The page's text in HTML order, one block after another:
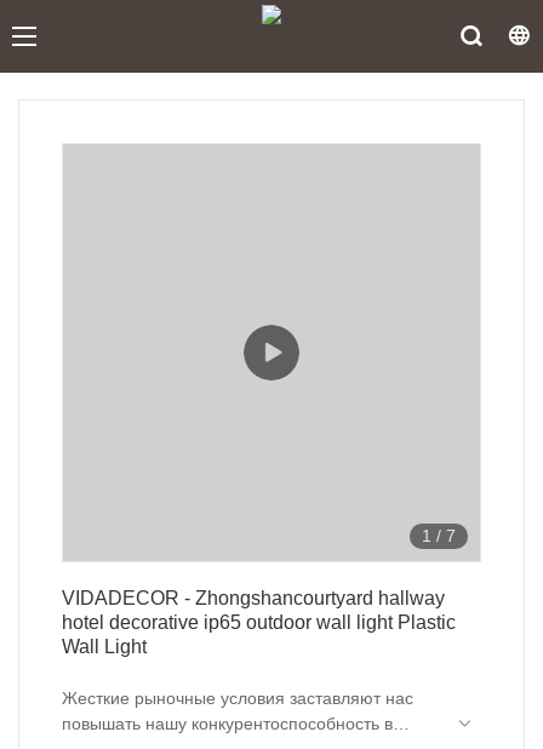
1 / 7
VIDADECOR - Zhongshancourtyard hallway
hotel decorative ip65 outdoor wall light Plastic
Wall Light
Жесткие рыночные условия заставляют нас
повышать нашу конкурентоспособность в